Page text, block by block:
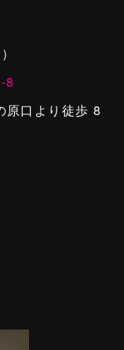
8
口より徒歩 8